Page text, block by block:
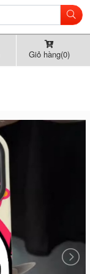
Giỏ hàng(0)